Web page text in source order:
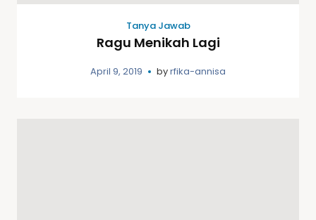
Tanya Jawab
Ragu Menikah Lagi
April 9, 2019 byrfika-annisa